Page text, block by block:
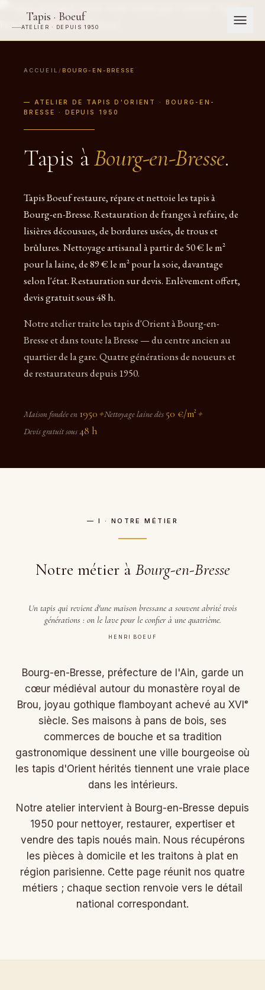
Tapis · Boeuf
ATELIER · DEPUIS 1950
ACCUEIL / BOURG-EN-BRESSE
— ATELIER DE TAPIS D'ORIENT · BOURG-EN-
BRESSE · DEPUIS 1950
Tapis àBourg-en-Bresse.
Tapis Boeuf restaure, répare et nettoie les tapis à
Bourg-en-Bresse. Restauration de franges à refaire, de
lisières décousues, de bordures usées, de trous et
brûlures. Nettoyage artisanal à partir de 50 € le m²
pour la laine, de 89 € le m² pour la soie, davantage
selon l'état. Restauration sur devis. Enlèvement offert,
devis gratuit sous 48 h.
Notre atelier traite les tapis d'Orient à Bourg-en-
Bresse et dans toute la Bresse — du centre ancien au
quartier de la gare. Quatre générations de noueurs et
de restaurateurs depuis 1950.
Maison fondée en 1950 ✦Nettoyage laine dès 50 €/m² ✦
Devis gratuit sous48 h
— I · NOTRE MÉTIER
Notre métier à Bourg-en-Bresse
Un tapis qui revient d'une maison bressane a souvent abrité trois
générations : on le lave pour le confier à une quatrième.
HENRI BOEUF
Bourg-en-Bresse, préfecture de l'Ain, garde un
cœur médiéval autour du monastère royal de
Brou, joyau gothique flamboyant achevé au XVIᵉ
siècle. Ses maisons à pans de bois, ses
commerces de bouche et sa tradition
gastronomique dessinent une ville bourgeoise où
les tapis d'Orient hérités tiennent une vraie place
dans les intérieurs.
Notre atelier intervient à Bourg-en-Bresse depuis
1950 pour nettoyer, restaurer, expertiser et
vendre des tapis noués main. Nous récupérons
les pièces à domicile et les traitons à plat en
région parisienne. Cette page réunit nos quatre
métiers ; chaque section renvoie vers le détail
national correspondant.